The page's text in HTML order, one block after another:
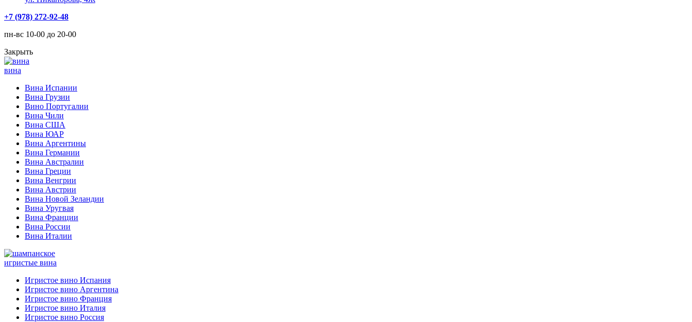
+7 (978) 272-92-48
пн-вс 10-00 до 20-00
Закрыть
вина
Вина Испании
Вина Грузии
Вино Португалии
Вина Чили
Вина США
Вина ЮАР
Вина Аргентины
Вина Германии
Вина Австралии
Вина Греции
Вина Венгрии
Вина Австрии
Вина Новой Зеландии
Вина Уругвая
Вина Франции
Вина России
Вина Италии
игристые вина
Игристое вино Испания
Игристое вино Аргентина
Игристое вино Франция
Игристое вино Италия
Игристое вино Россия